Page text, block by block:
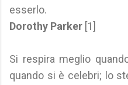
esserlo.
Dorothy Parker [1]
Si respira meglio
quando si è celebri; lo